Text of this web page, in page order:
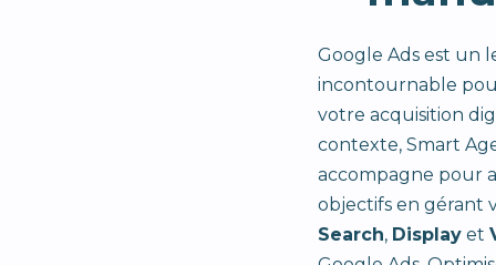
Google Ads est un
incontournable
votre acquisition
contexte, Smart
accompagne pour
objectifs en gérant
Search, Displayet